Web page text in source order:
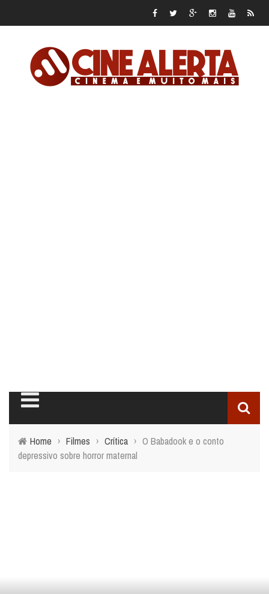
Home › Filmes › Crítica › O Babadook e o conto
depressivo sobre horror maternal